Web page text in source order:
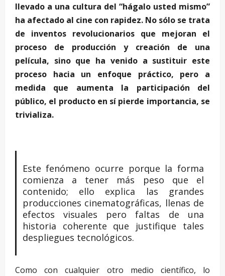
llevado a una cultura del “hágalo usted mismo”
ha afectado al cine con rapidez. No sólo se trata
de inventos revolucionarios que mejoran el
proceso de producción y creación de una
película, sino que ha venido a sustituir este
proceso hacia un enfoque práctico, pero a
medida que aumenta la participación del
público, el producto en sí pierde importancia, se
trivializa.
Este fenómeno ocurre porque la forma
comienza a tener más peso que el
contenido; ello explica las grandes
producciones cinematográficas, llenas de
efectos visuales pero faltas de una
historia coherente que justifique tales
despliegues tecnológicos.
Como con cualquier otro medio científico, lo